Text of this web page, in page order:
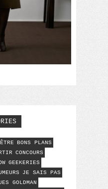
BONS PLANS
CONCOURS
GEEKERIES
JE SAIS PAS
GOLDMAN